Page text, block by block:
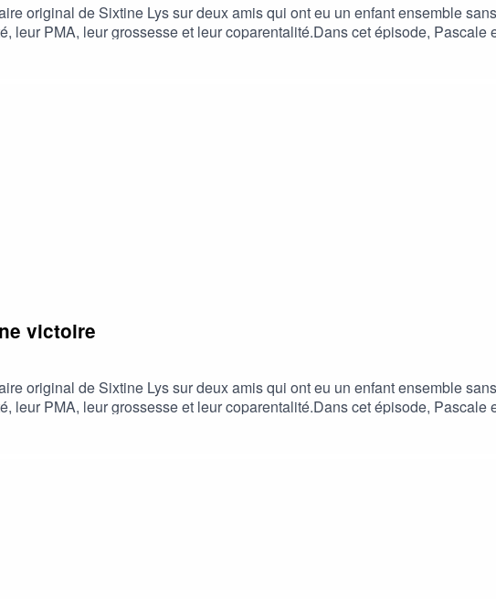
original de Sixtine Lys sur deux amis qui ont eu un enfant ensemble
leur PMA, leur grossesse et leur coparentalité.Dans cet épisode, Pascale
Brosch, et l’illustration est de Pauline Ramos.Pour soutenir ce podcast,
note et un avis sur ladite plateforme- le partager sur vos réseaux- le
AddictTwitterInstagramEmail : sixtinelys@hotmail.comLes
victoire
original de Sixtine Lys sur deux amis qui ont eu un enfant ensemble
leur PMA, leur grossesse et leur coparentalité.Dans cet épisode, Pascale
musique est composée par Ludwig Brosch, et l’illustration est de
de podcast favorite- mettre une note et un avis sur ladite
PodcastsPodcast
publiés le 23 mars 2023 !